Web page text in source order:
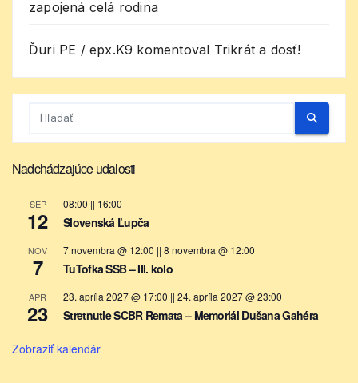
zapojená celá rodina
Ďuri PE / epx.K9 komentoval Trikrát a dosť!
Nadchádzajúce udalosti
SEP
12
08:00 || 16:00
Slovenská Ľupča
NOV
7
7 novembra @ 12:00 || 8 novembra @ 12:00
TuTofka SSB – III. kolo
APR
23
23. apríla 2027 @ 17:00 || 24. apríla 2027 @ 23:00
Stretnutie SCBR Remata – Memoriál Dušana Gahéra
Zobraziť kalendár